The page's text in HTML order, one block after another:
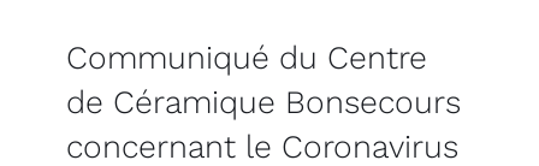
Communiqué du Centre
de Céramique Bonsecours
concernant le Coronavirus